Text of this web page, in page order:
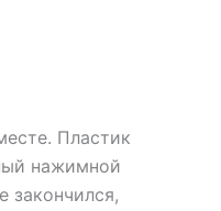
Пластик
нажимной
закончился,